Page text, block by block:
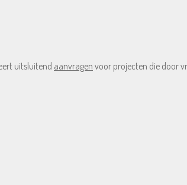
uitsluitend aanvragen voor projecten die door